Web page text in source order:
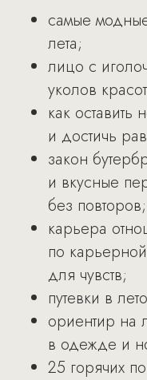
самые
лета;
лицо с
уколов
как
и достичь
закон
и вкусные
без повторов;
карьера
по
для чувств;
путевки в
ориентир на
в одежде и
25 горячих